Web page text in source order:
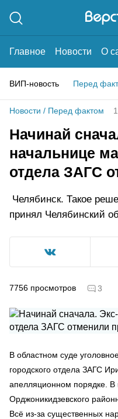
Главное Новости О
ВИП-новость Перед
Новости / Перед фактом
Начинай
начальнице
отдела ЗАГС
Челябинск. Такое
принял Челябинский
7756 просмотров 3
В областном суде
городского отдела ЗАГС
апелляционном порядке.
Орджоникидзевского
Всё из-за существенных